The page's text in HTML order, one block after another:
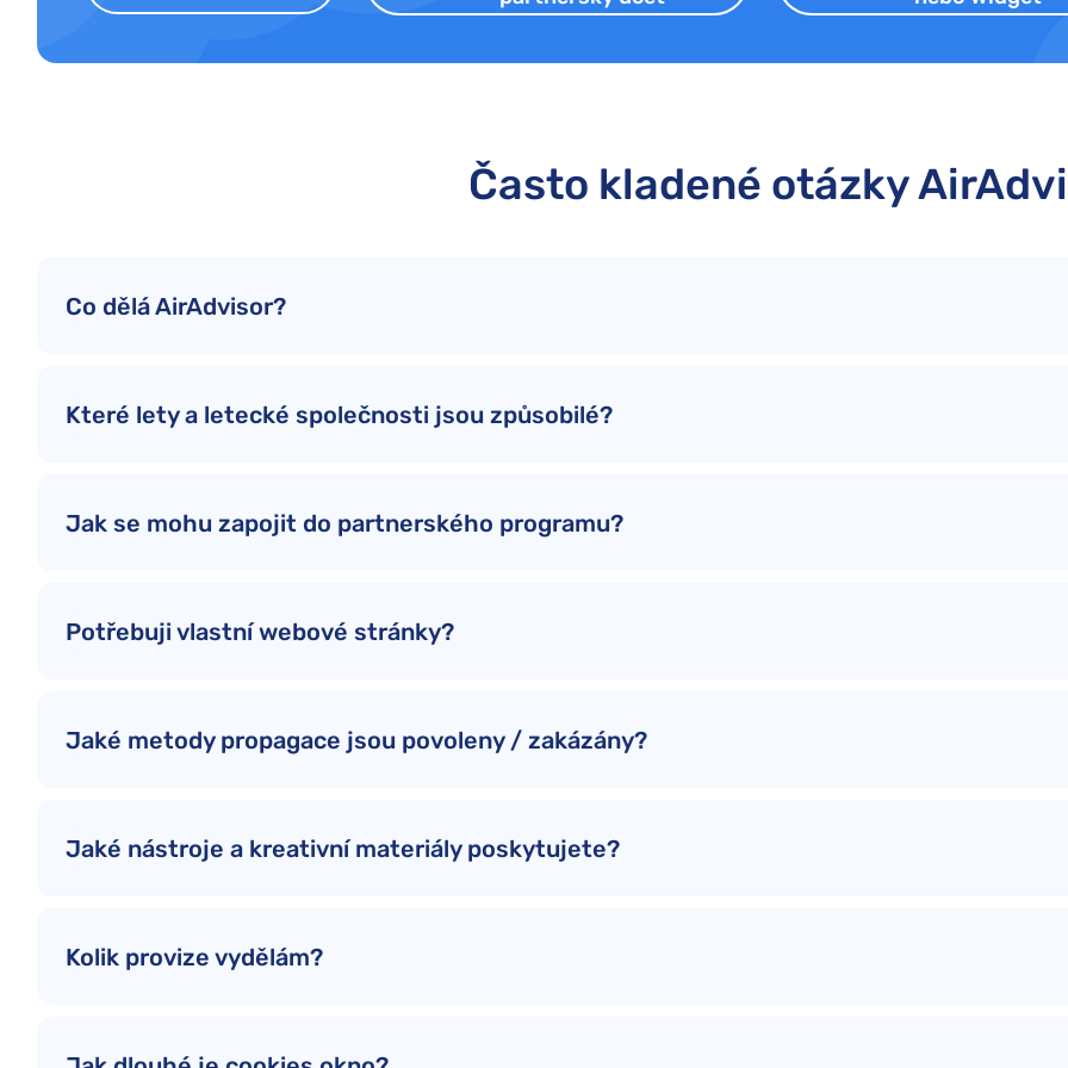
Často kladené otázky
Co dělá AirAdvisor?
Které lety a letecké společnosti jsou způsobilé?
Jak se mohu zapojit do partnerského programu?
Potřebuji vlastní webové stránky?
Jaké metody propagace jsou povoleny / zakázány?
Jaké nástroje a kreativní materiály poskytujete?
Kolik provize vydělám?